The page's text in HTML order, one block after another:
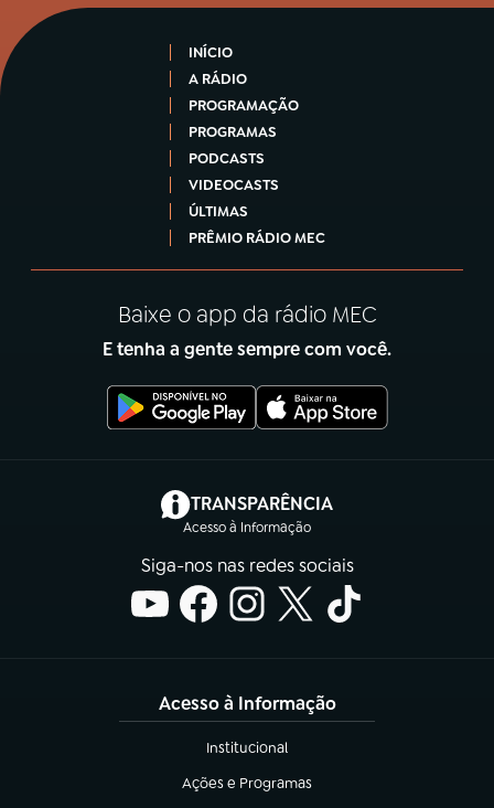
INÍCIO
A RÁDIO
PROGRAMAÇÃO
PROGRAMAS
PODCASTS
VIDEOCASTS
ÚLTIMAS
PRÊMIO RÁDIO MEC
Baixe o app da rádio MEC
E tenha a gente sempre com você.
TRANSPARÊNCIA
Acesso à Informação
(abre em nova aba)
Siga-nos nas redes sociais
Acesso à Informação
Institucional
(abre em nova aba)
Ações e Programas
(abre em nova aba)